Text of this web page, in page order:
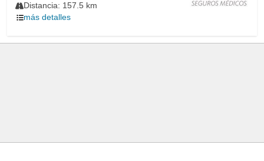
Distancia: 157.5 km
más detalles